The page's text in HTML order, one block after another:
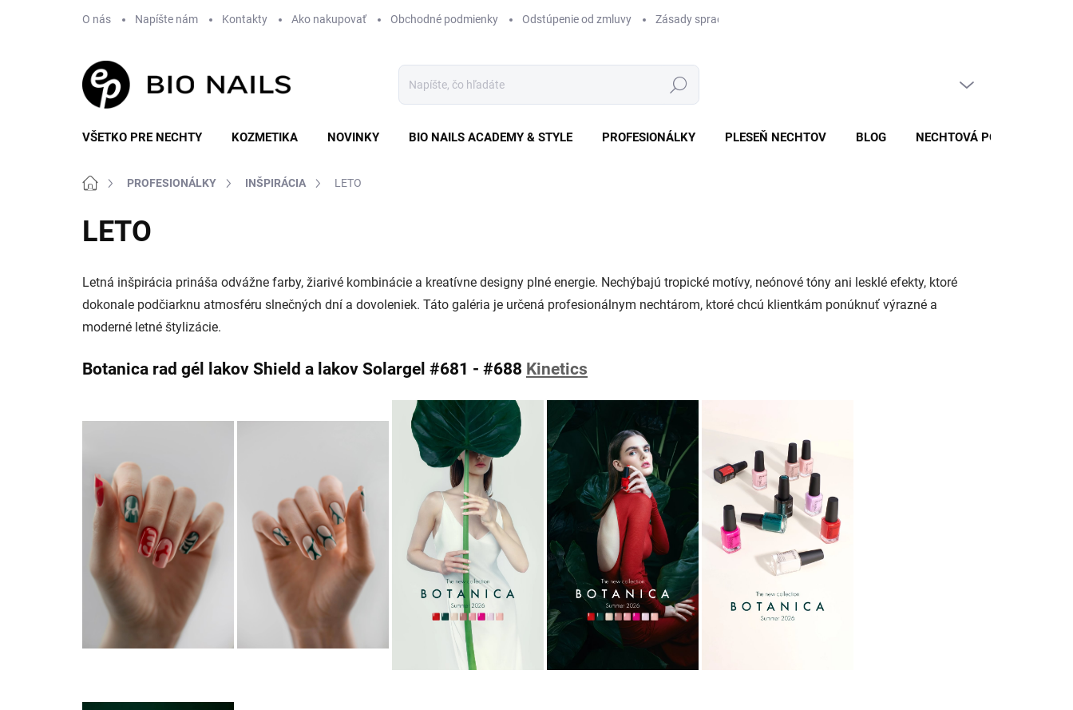
O nás Napíšte nám Kontakty Ako nakupovať Obchodné podmienky Odstúpenie od zmluvy Zásady spracovania a ochrany osobných údajov v spoločnosti BIO NAILS EP s.r.o.
Hľadať
VŠETKO PRE NECHTY KOZMETIKA NOVINKY BIO NAILS ACADEMY & STYLE PROFESIONÁLKY PLESEŇ NECHTOV BLOG NECHTOVÁ PORADNA
DomovPROFESIONÁLKY INŠPIRÁCIA LETO
LETO
Letná inšpirácia prináša odvážne farby, žiarivé kombinácie a kreatívne designy plné energie. Nechýbajú tropické motívy, neónové tóny ani lesklé efekty, ktoré
dokonale podčiarknu atmosféru slnečných dní a dovoleniek. Táto galéria je určená profesionálnym nechtárom, ktoré chcú klientkám ponúknuť výrazné a
moderné letné štylizácie.
Botanica rad gél lakov Shield a lakov Solargel #681 - #688 Kinetics